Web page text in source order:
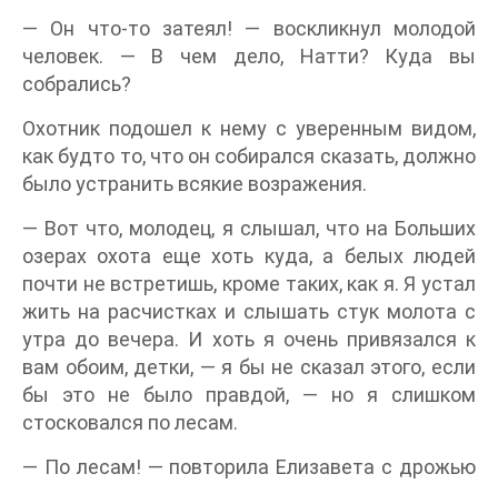
— Он что-то затеял! — воскликнул молодой
человек. — В чем дело, Натти? Куда вы
собрались?
Охотник подошел к нему с уверенным видом,
как будто то, что он собирался сказать, должно
было устранить всякие возражения.
— Вот что, молодец, я слышал, что на Больших
озерах охота еще хоть куда, а белых людей
почти не встретишь, кроме таких, как я. Я устал
жить на расчистках и слышать стук молота с
утра до вечера. И хоть я очень привязался к
вам обоим, детки, — я бы не сказал этого, если
бы это не было правдой, — но я слишком
стосковался по лесам.
— По лесам! — повторила Елизавета с дрожью